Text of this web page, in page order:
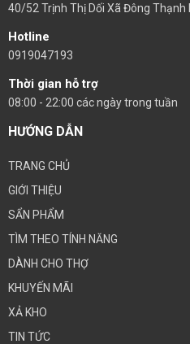
40/52 Trịnh Thị Dối Xã Đông Thạnh
Hotline
0919047193
Thời gian hỗ trợ
08:00 - 22:00 các ngày trong tuần
HƯỚNG DẪN
TRANG CHỦ
GIỚI THIỆU
SẨN PHẨM
TÌM THEO TÍNH NĂNG
DÀNH CHO THỢ
KHUYẾN MÃI
XẢ KHO
TIN TỨC